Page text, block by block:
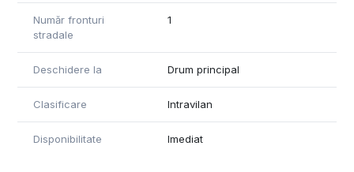
Număr fronturi
stradale
1
Deschidere la Drum principal
Clasificare Intravilan
Disponibilitate Imediat